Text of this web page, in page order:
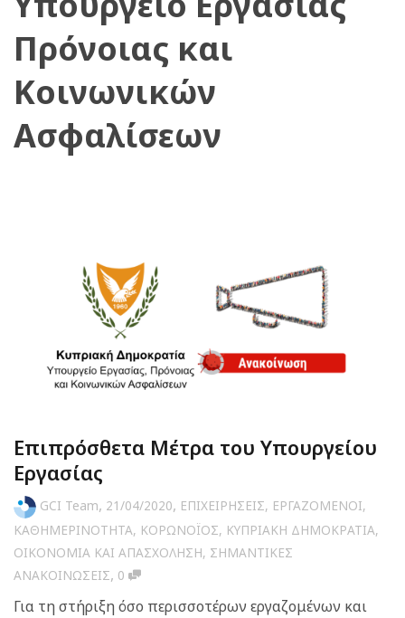
Πρόνοιας και
Κοινωνικών
Ασφαλίσεων
Επιπρόσθετα Μέτρα του Υπουργείου
Εργασίας
GCI Team, 21/04/2020, ΕΠΙΧΕΙΡΗΣΕΙΣ, ΕΡΓΑΖΟΜΕΝΟΙ,
ΚΑΘΗΜΕΡΙΝΟΤΗΤΑ, ΚΟΡΩΝΟΪΟΣ, ΚΥΠΡΙΑΚΗ ΔΗΜΟΚΡΑΤΙΑ,
ΟΙΚΟΝΟΜΙΑ ΚΑΙ ΑΠΑΣΧΟΛΗΣΗ, ΣΗΜΑΝΤΙΚΕΣ
ΑΝΑΚΟΙΝΩΣΕΙΣ, 0
Για τη στήριξη όσο περισσοτέρων εργαζομένων και